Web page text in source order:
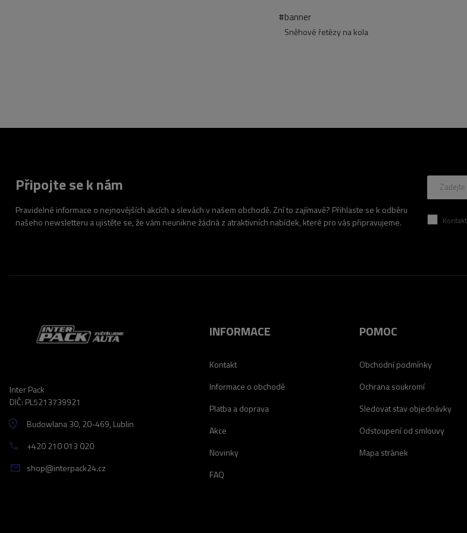
#banner
Sněhové řetězy na kola
Připojte se k nám
Pravidelné informace o nejnovějších akcích a slevách v našem obchodě. Zní to zajímavě? Přihlaste se k odběru
našeho newsletteru a ujistěte se, že vám neunikne žádná z atraktivních nabídek, které pro vás připravujeme.
Kontaktní
Inter Pack
DIČ: PL5213739921
Budowlana 30, 20-469, Lublin
+420 210 013 020
shop@interpack24.cz
INFORMACE
Kontakt
Informace o obchodě
Platba a doprava
Akce
Novinky
FAQ
POMOC
Obchodní podmínky
Ochrana soukromí
Sledovat stav objednávky
Odstoupení od smlouvy
Mapa stránek